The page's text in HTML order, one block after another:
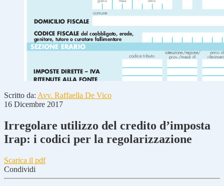
Scritto da: Avv. Raffaella De Vico
16 Dicembre 2017
Irregolare utilizzo del credito d’imposta
Irap: i codici per la regolarizzazione
Scarica il pdf
Condividi